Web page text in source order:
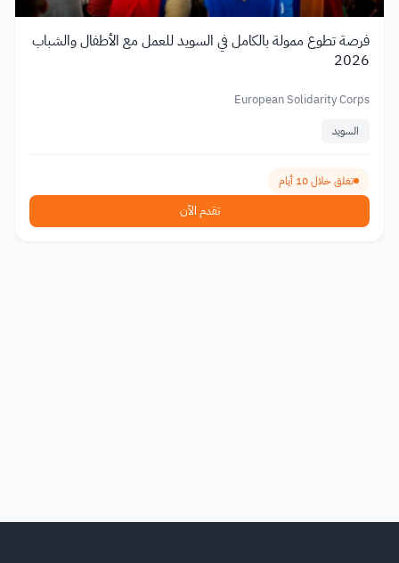
فرصة تطوع ممولة بالكامل في السويد للعمل مع الأطفال والشباب
2026
European Solidarity Corps
السويد
تغلق خلال 10 أيام
تقدم الآن